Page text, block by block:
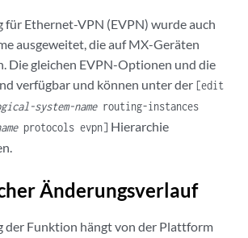
Ethernet-VPN (EVPN) wurde auch
ausgeweitet, die auf MX-Geräten
Die gleichen EVPN-Optionen und die
verfügbar und können unter der [edit
system-namerouting-instances
protocols evpn] Hierarchie
Änderungsverlauf
der Funktion hängt von der Plattform